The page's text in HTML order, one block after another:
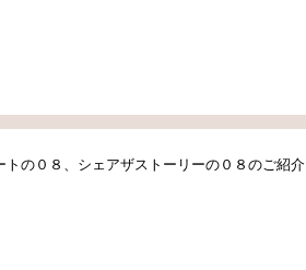
の０８、シェアザストーリーの０８のご紹介